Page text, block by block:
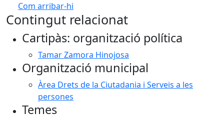
Com arribar-hi
+
−
Contingut relacionat
Cartipàs: organització política
Tamar Zamora Hinojosa
Organització municipal
Àrea Drets de la Ciutadania i Serveis a les
persones
Temes